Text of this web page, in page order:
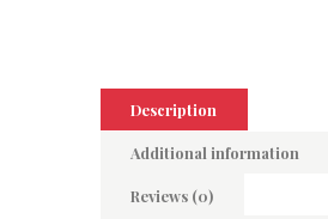
Description
Additional information
Reviews (0)